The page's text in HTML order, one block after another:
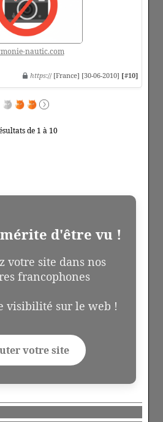
nautic.com
https:// [France] [30-06-2010] [#10]
de 1 à 10
d'être vu !
votre site dans nos
francophones
visibilité sur le web !
votre site